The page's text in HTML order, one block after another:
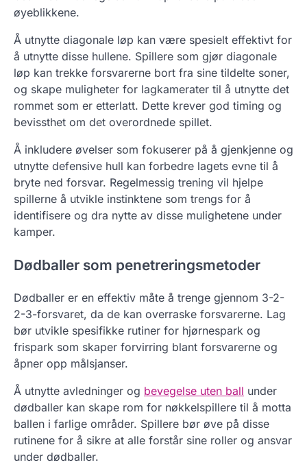
øyeblikkene.
Å utnytte diagonale løp kan være spesielt effektivt for
å utnytte disse hullene. Spillere som gjør diagonale
løp kan trekke forsvarerne bort fra sine tildelte soner,
og skape muligheter for lagkamerater til å utnytte det
rommet som er etterlatt. Dette krever god timing og
bevissthet om det overordnede spillet.
Å inkludere øvelser som fokuserer på å gjenkjenne og
utnytte defensive hull kan forbedre lagets evne til å
bryte ned forsvar. Regelmessig trening vil hjelpe
spillerne å utvikle instinktene som trengs for å
identifisere og dra nytte av disse mulighetene under
kamper.
Dødballer som penetreringsmetoder
Dødballer er en effektiv måte å trenge gjennom 3-2-
2-3-forsvaret, da de kan overraske forsvarerne. Lag
bør utvikle spesifikke rutiner for hjørnespark og
frispark som skaper forvirring blant forsvarerne og
åpner opp målsjanser.
Å utnytte avledninger og bevegelse uten ball under
dødballer kan skape rom for nøkkelspillere til å motta
ballen i farlige områder. Spillere bør øve på disse
rutinene for å sikre at alle forstår sine roller og ansvar
under dødballer.